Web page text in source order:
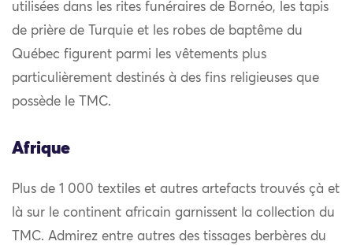
utilisées dans les rites funéraires de Bornéo, les tapis
de prière de Turquie et les robes de baptême du
Québec figurent parmi les vêtements plus
particulièrement destinés à des fins religieuses que
possède le TMC.
Afrique
Plus de 1 000 textiles et autres artefacts trouvés çà et
là sur le continent africain garnissent la collection du
TMC. Admirez entre autres des tissages berbères du